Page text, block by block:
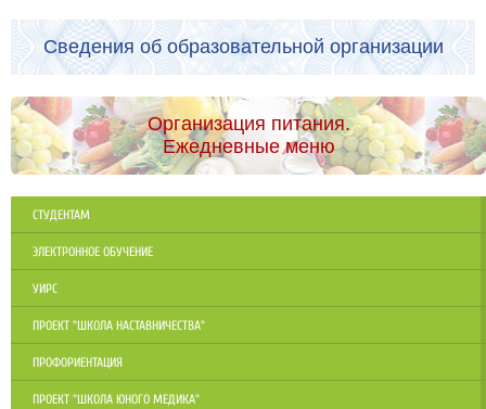
Сведения об образовательной организации
Организация питания.
Ежедневные меню
СТУДЕНТАМ
ЭЛЕКТРОННОЕ ОБУЧЕНИЕ
УИРС
ПРОЕКТ "ШКОЛА НАСТАВНИЧЕСТВА"
ПРОФОРИЕНТАЦИЯ
ПРОЕКТ "ШКОЛА ЮНОГО МЕДИКА"